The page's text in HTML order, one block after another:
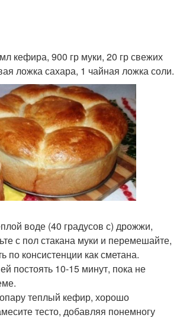
кефира, 900 гр муки, 20 гр свежих
ложка сахара, 1 чайная ложка соли.
воде (40 градусов с) дрожжи,
с пол стакана муки и перемешайте,
по консистенции как сметана.
постоять 10-15 минут, пока не
теплый кефир, хорошо
тесто, добавляя понемногу